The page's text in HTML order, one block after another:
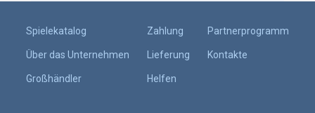
Spielekatalog
Über das Unternehmen
Großhändler
Zahlung
Lieferung
Helfen
Partnerprogramm
Kontakte